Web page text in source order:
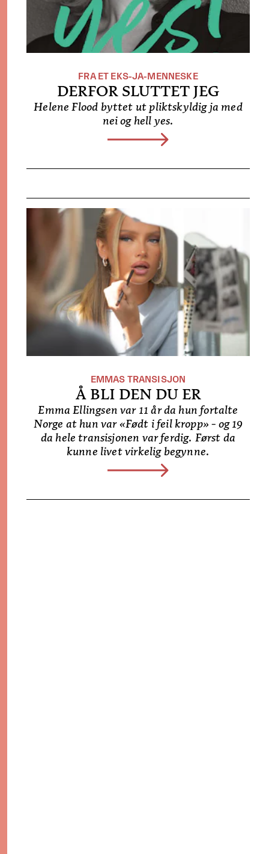
FRA ET EKS-JA-MENNESKE
DERFOR SLUTTET JEG
Helene Flood byttet ut pliktskyldig ja med
nei og hell yes.
EMMAS TRANSISJON
Å BLI DEN DU ER
Emma Ellingsen var 11 år da hun fortalte
Norge at hun var «Født i feil kropp» - og 19
da hele transisjonen var ferdig. Først da
kunne livet virkelig begynne.